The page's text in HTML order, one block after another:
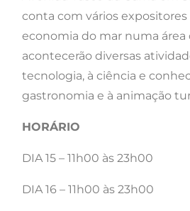
conta com vários
economia do mar numa área
acontecerão diversas
tecnologia, à ciência e
gastronomia e à animação
HORÁRIO
DIA 15 – 11h00 às 23h00
DIA 16 – 11h00 às 23h00